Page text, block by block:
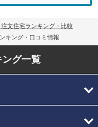
文住宅ランキング・比較
キング・口コミ情報
ング一覧